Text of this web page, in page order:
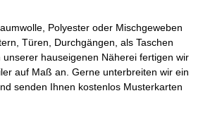
Polyester oder Mischgeweben
Türen, Durchgängen, als Taschen
hauseigenen Näherei fertigen wir
auf Maß an. Gerne unterbreiten wir ein
senden Ihnen kostenlos Musterkarten